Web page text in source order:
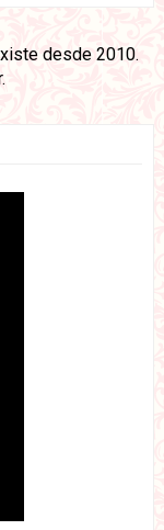
desde 2010.
.